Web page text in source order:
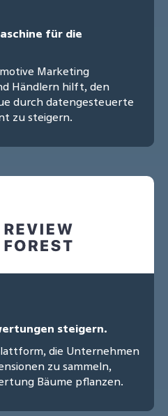
für die
Marketing
Händlern hilft, den
durch datengesteuerte
zu steigern.
steigern.
die Unternehmen
zu sammeln,
Bäume pflanzen.